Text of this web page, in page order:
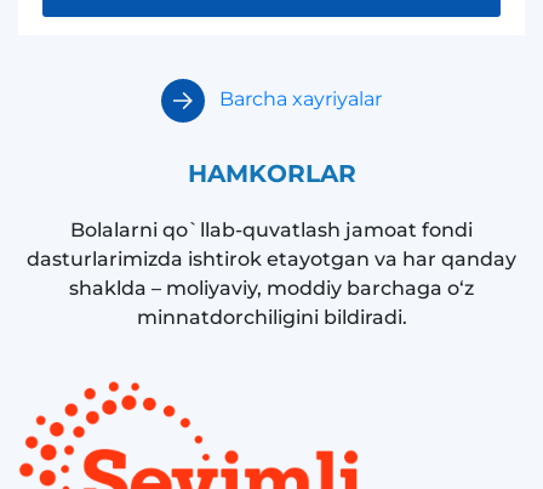
Barcha xayriyalar
HAMKORLAR
Bolalarni qo`llab-quvatlash jamoat fondi
dasturlarimizda ishtirok etayotgan va har qanday
shaklda – moliyaviy, moddiy barchaga o‘z
minnatdorchiligini bildiradi.